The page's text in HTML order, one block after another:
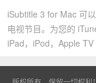
iSubtitle 3 for Mac 可
电视节目。为您的
iPad，iPod，Apple